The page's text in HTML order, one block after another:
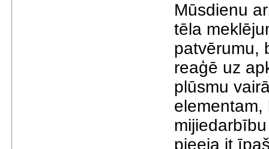
Mūsdienu
tēla
patvērumu,
reaģē uz
plūsmu
elementam,
pieeja it